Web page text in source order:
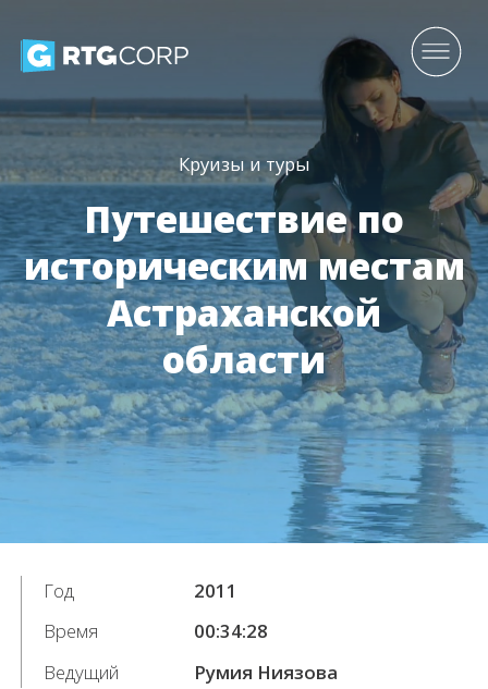
Круизы и туры
Путешествие по
историческим местам
Астраханской
области
Год
2011
Время
00:34:28
Ведущий
Румия Ниязова